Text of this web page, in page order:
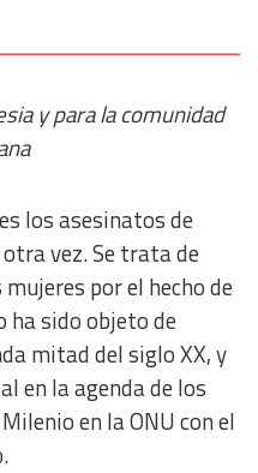
y para la comunidad
los asesinatos de
vez. Se trata de
por el hecho de
ha sido objeto de
mitad del siglo XX, y
en la agenda de los
en la ONU con el